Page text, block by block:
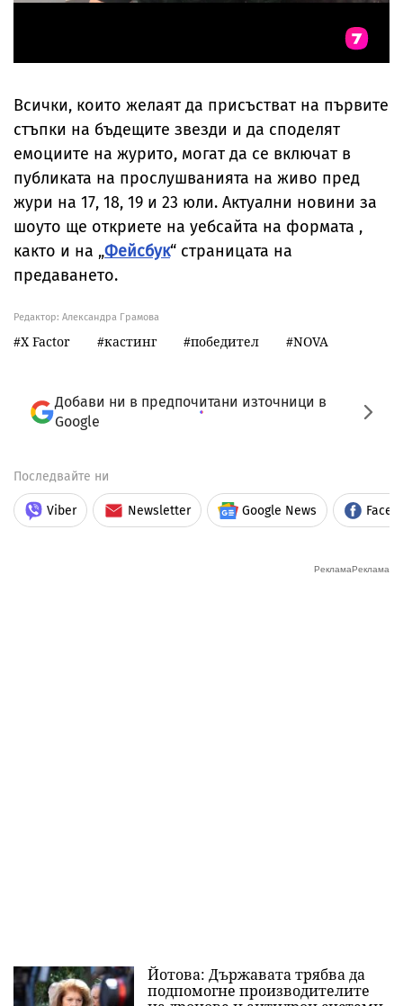
Всички, които желаят да присъстват на първите
стъпки на бъдещите звезди и да споделят
емоциите на журито, могат да се включат в
публиката на прослушванията на живо пред
жури на 17, 18, 19 и 23 юли. Актуални новини за
шоуто ще откриете на уебсайта на формата ,
както и на „Фейсбук“ страницата на
предаването.
Редактор: Александра Грамова
X Factor кастинг победител NOVA
Добави ни в предпочитани източници в
Google
Последвайте ни
Viber Newsletter Google News
Йотова: Държавата трябва да
подпомогне производителите